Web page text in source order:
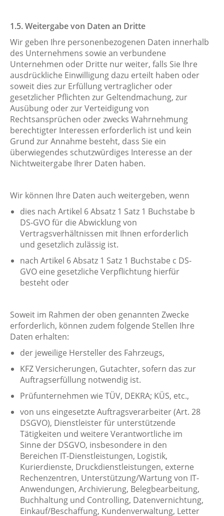
​​​​​​​​​​​​​​1.5. Weitergabe von Daten an Dritte
Wir geben Ihre personenbezogenen Daten innerhalb
des Unternehmens sowie an verbundene
Unternehmen oder Dritte nur weiter, falls Sie Ihre
ausdrückliche Einwilligung dazu erteilt haben oder
soweit dies zur Erfüllung vertraglicher oder
gesetzlicher Pflichten zur Geltendmachung, zur
Ausübung oder zur Verteidigung von
Rechtsansprüchen oder zwecks Wahrnehmung
berechtigter Interessen erforderlich ist und kein
Grund zur Annahme besteht, dass Sie ein
überwiegendes schutzwürdiges Interesse an der
Nichtweitergabe Ihrer Daten haben.
Wir können Ihre Daten auch weitergeben, wenn
dies nach Artikel 6 Absatz 1 Satz 1 Buchstabe b
DS-GVO für die Abwicklung von
Vertragsverhältnissen mit Ihnen erforderlich
und gesetzlich zulässig ist.
nach Artikel 6 Absatz 1 Satz 1 Buchstabe c DS-
GVO eine gesetzliche Verpflichtung hierfür
besteht oder
Soweit im Rahmen der oben genannten Zwecke
erforderlich, können zudem folgende Stellen Ihre
Daten erhalten:
der jeweilige Hersteller des Fahrzeugs,
KFZ Versicherungen, Gutachter, sofern das zur
Auftragserfüllung notwendig ist.
Prüfunternehmen wie TÜV, DEKRA; KÜS, etc.,
von uns eingesetzte Auftragsverarbeiter (Art. 28
DSGVO), Dienstleister für unterstützende
Tätigkeiten und weitere Verantwortliche im
Sinne der DSGVO, insbesondere in den
Bereichen IT-Dienstleistungen, Logistik,
Kurierdienste, Druckdienstleistungen, externe
Rechenzentren, Unterstützung/Wartung von IT-
Anwendungen, Archivierung, Belegbearbeitung,
Buchhaltung und Controlling, Datenvernichtung,
Einkauf/Beschaffung, Kundenverwaltung, Letter